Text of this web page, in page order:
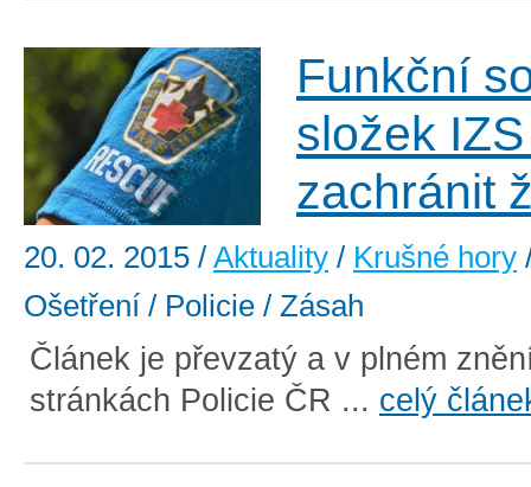
Funkční
složek
zachránit
20. 02. 2015 / Aktuality / Krušné hory
Ošetření / Policie / Zásah
Článek je převzatý a v plném
stránkách Policie ČR ... celý